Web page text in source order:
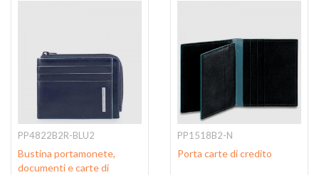
PP4822B2R-BLU2
Bustina portamonete,
documenti e carte di
PP1518B2-N
Porta carte di credito